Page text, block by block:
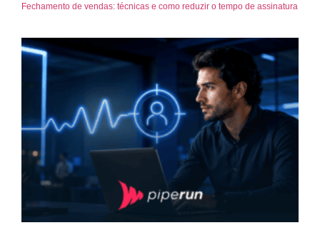
Fechamento de vendas: técnicas e como reduzir o tempo de assinatura